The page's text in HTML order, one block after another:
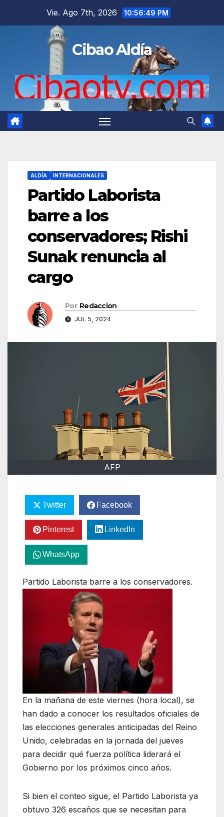
Vie. Ago 7th, 2026 10:56:50 PM
Cibao Aldía
ALDÍA INTERNACIONALES
Partido Laborista
barre a los
conservadores; Rishi
Sunak renuncia al
cargo
Por Redaccion
JUL 5, 2024
AFP
Twitter Facebook
Pinterest LinkedIn
WhatsApp
Partido Laborista barre a los conservadores.
En la mañana de este viernes (hora local), se
han dado a conocer los resultados oficiales de
las elecciones generales anticipadas del Reino
Unido, celebradas en la jornada del jueves
para decidir qué fuerza política liderará el
Gobierno por los próximos cinco años.
Si bien el conteo sigue, el Partido Laborista ya
obtuvo 326 escaños que se necesitan para